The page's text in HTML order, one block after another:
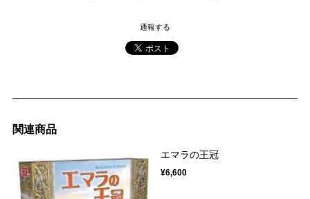
通報する
関連商品
エマラの王冠
¥6,600